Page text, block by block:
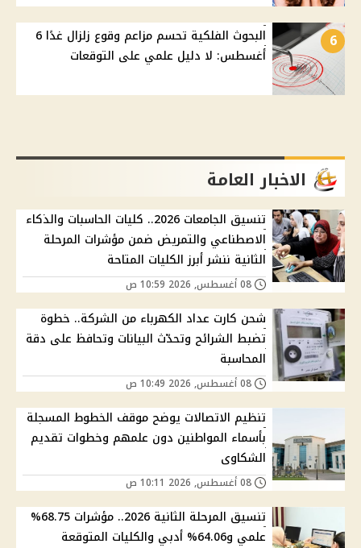
6
البحوث الفلكية تحسم مزاعم وقوع زلزال غدًا 6
أغسطس: لا دليل علمي على التوقعات
الاخبار العامة
تنسيق الجامعات 2026.. كليات الحاسبات والذكاء
الاصطناعي والتمريض ضمن مؤشرات المرحلة
الثانية ننشر أبرز الكليات المتاحة
شحن كارت عداد الكهرباء من الشركة.. خطوة
تضبط الشرائح وتحدّث البيانات وتحافظ على دقة
المحاسبة
تنظيم الاتصالات يوضح موقف الخطوط المسجلة
بأسماء المواطنين دون علمهم وخطوات تقديم
الشكاوى
تنسيق المرحلة الثانية 2026.. مؤشرات 68.75%
علمي و64.06% أدبي والكليات المتوقعة